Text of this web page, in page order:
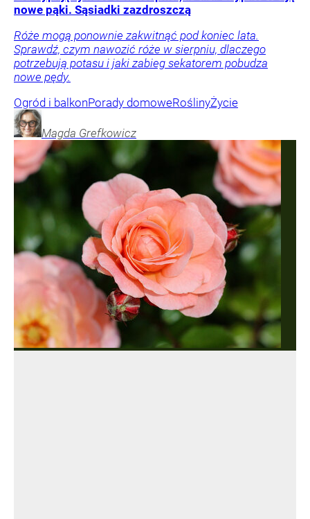
nowe pąki. Sąsiadki zazdroszczą
Róże mogą ponownie zakwitnąć pod koniec lata.
Sprawdź, czym nawozić róże w sierpniu, dlaczego
potrzebują potasu i jaki zabieg sekatorem pobudza
nowe pędy.
Ogród i balkonPorady domoweRoślinyŻycie
Magda Grefkowicz